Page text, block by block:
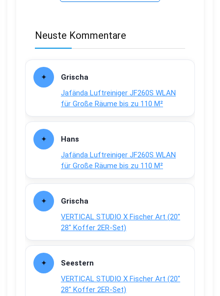
Neuste Kommentare
Grischa
Jafända Luftreiniger JF260S WLAN
für Große Räume bis zu 110 M²
Hans
Jafända Luftreiniger JF260S WLAN
für Große Räume bis zu 110 M²
Grischa
VERTICAL STUDIO X Fischer Art (20″
28″ Koffer 2ER-Set)
Seestern
VERTICAL STUDIO X Fischer Art (20″
28″ Koffer 2ER-Set)